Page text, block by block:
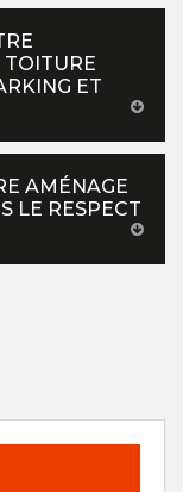
TOITURE
ET
AMÉNAGE
LE RESPECT